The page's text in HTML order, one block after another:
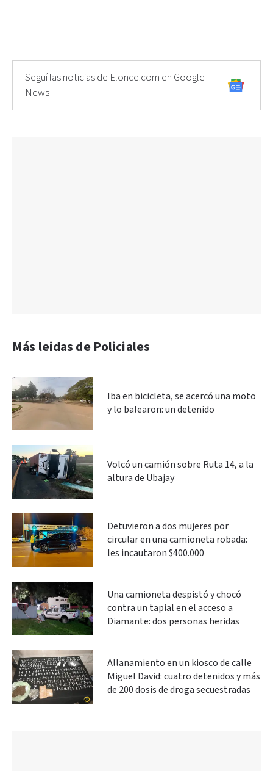
Seguí las noticias de Elonce.com en Google
News
Más leidas de Policiales
Iba en bicicleta, se acercó una moto
y lo balearon: un detenido
Volcó un camión sobre Ruta 14, a la
altura de Ubajay
Detuvieron a dos mujeres por
circular en una camioneta robada:
les incautaron $400.000
Una camioneta despistó y chocó
contra un tapial en el acceso a
Diamante: dos personas heridas
Allanamiento en un kiosco de calle
Miguel David: cuatro detenidos y más
de 200 dosis de droga secuestradas